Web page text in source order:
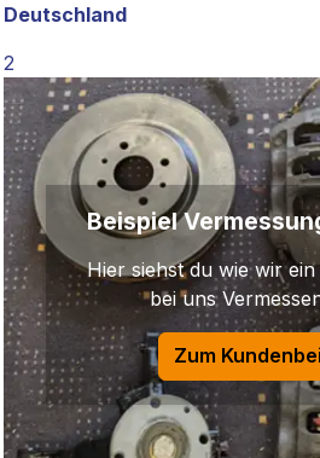
Deutschland
2
Beispiel
Hier siehst du wie wir
bei uns
Zum